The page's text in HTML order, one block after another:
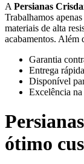
A Persianas
Trabalhamos
materiais de alta
acabamentos. Além
Garantia
Entrega rápida
Disponível
Excelência
ótimo